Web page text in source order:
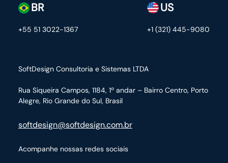
SoftDesign Consultoria e Sistemas LTDA
Rua Siqueira Campos, 1184, 1º andar – Bairro Centro, Porto
Alegre, Rio Grande do Sul, Brasil
softdesign@softdesign.com.br
BR
+55 51 3022-1367
US
+1 (321) 445-9080
Acompanhe nossas redes sociais